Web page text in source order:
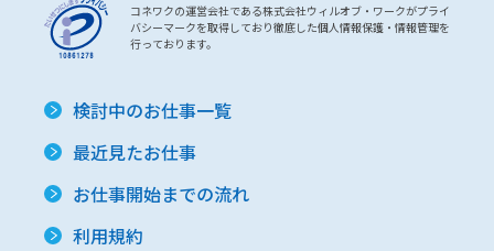
コネワクの運営会社である株式会社ウィルオブ・ワークがプライ
バシーマークを取得しており徹底した個人情報保護・情報管理を
行っております。
検討中のお仕事一覧
最近見たお仕事
お仕事開始までの流れ
利用規約